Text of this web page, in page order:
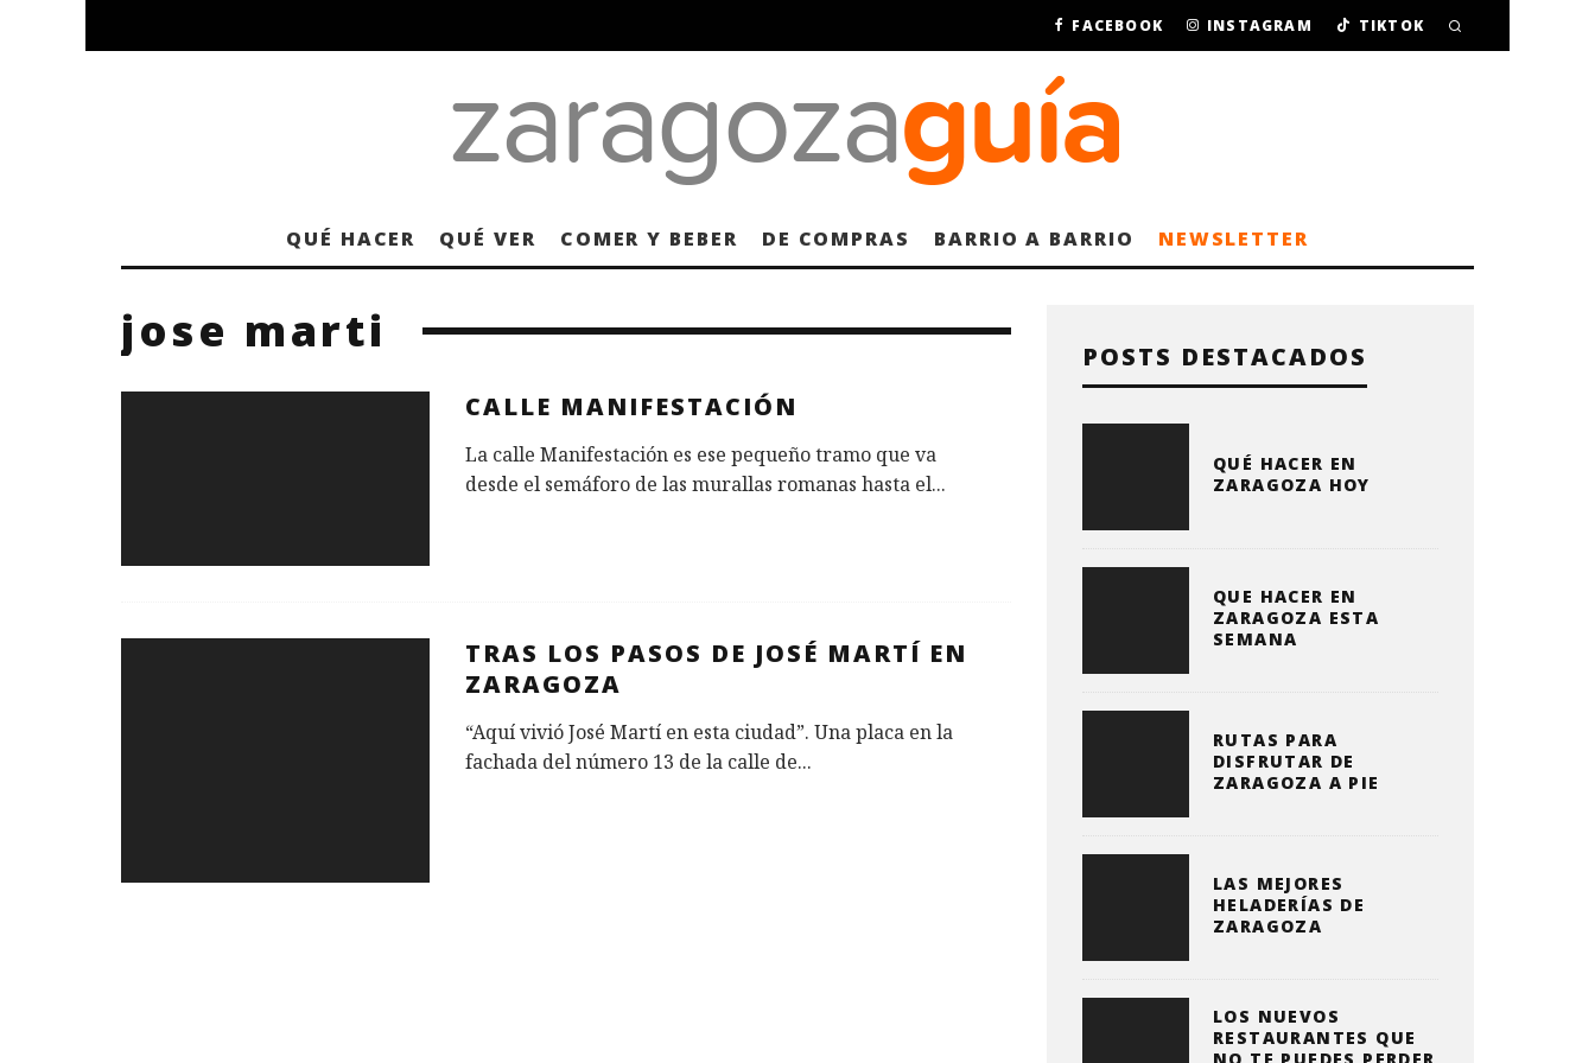
FACEBOOK INSTAGRAM TIKTOK
QUÉ HACER QUÉ VER COMER Y BEBER DE COMPRAS BARRIO A BARRIO NEWSLETTER
jose marti
CALLE MANIFESTACIÓN
La calle Manifestación es ese pequeño tramo que va
desde el semáforo de las murallas romanas hasta el...
TRAS LOS PASOS DE JOSÉ MARTÍ EN
ZARAGOZA
“Aquí vivió José Martí en esta ciudad”. Una placa en la
fachada del número 13 de la calle de...
POSTS DESTACADOS
QUÉ HACER EN
ZARAGOZA HOY
QUE HACER EN
ZARAGOZA ESTA
SEMANA
RUTAS PARA
DISFRUTAR DE
ZARAGOZA A PIE
LAS MEJORES
HELADERÍAS DE
ZARAGOZA
LOS NUEVOS
RESTAURANTES QUE
NO TE PUEDES PERDER